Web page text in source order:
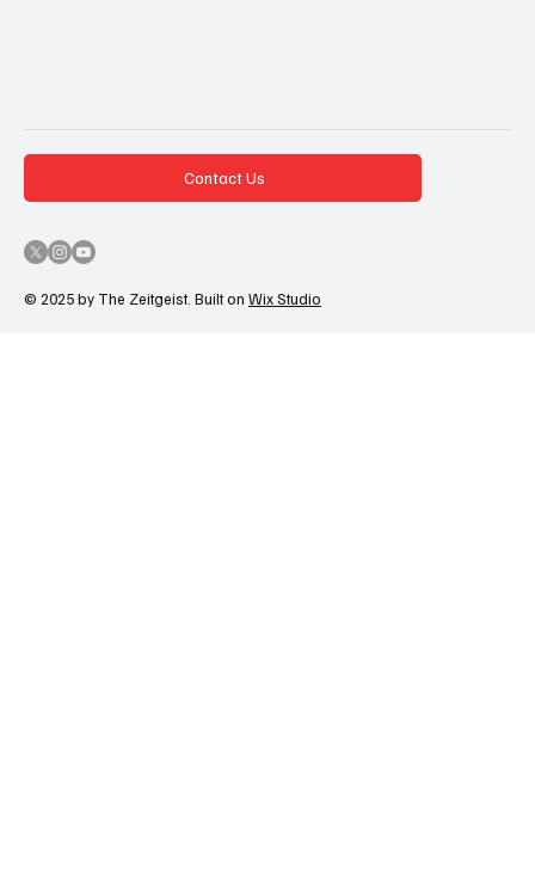
© 2025 by The Zeitgeist. Built on Wix Studio
Contact Us